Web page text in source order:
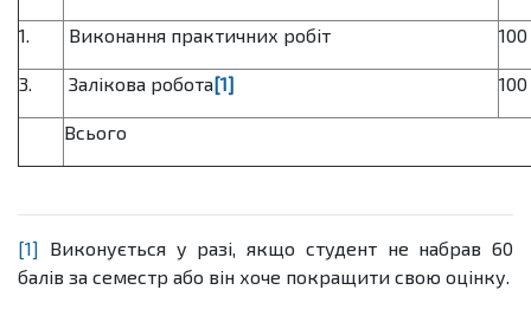
1. Виконання практичних робіт 100
3. Залікова робота[1] 100
Всього
[1] Виконується у разі, якщо студент не набрав 60
балів за семестр або він хоче покращити свою оцінку.